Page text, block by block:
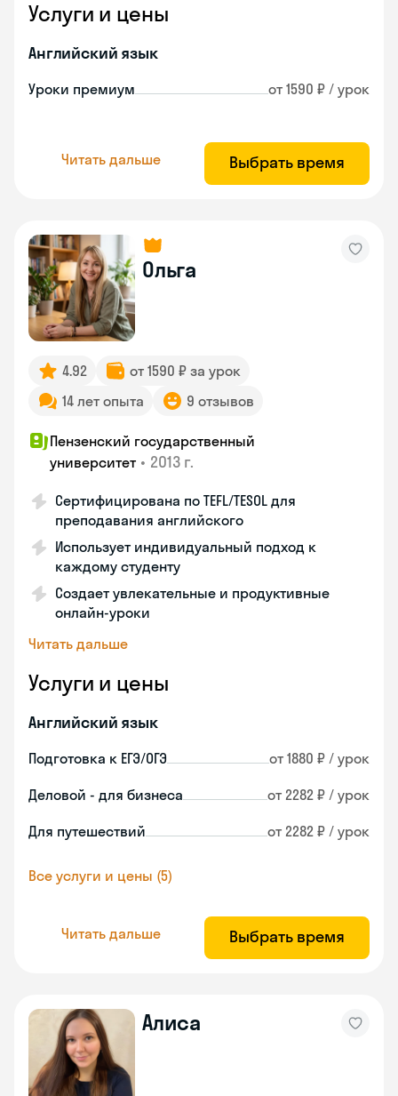
Услуги и цены
Английский язык
Уроки премиум от 1590 ₽ / урок
Читать дальше Выбрать время
Ольга
4.92
от 1590 ₽ за урок
14 лет опыта
9 отзывов
Пензенский государственный
университет • 2013 г.
Сертифицирована по TEFL/TESOL для
преподавания английского
Использует индивидуальный подход к
каждому студенту
Создает увлекательные и продуктивные
онлайн-уроки
Читать дальше
Услуги и цены
Английский язык
Подготовка к ЕГЭ/ОГЭ от 1880 ₽ / урок
Деловой - для бизнеса от 2282 ₽ / урок
Для путешествий от 2282 ₽ / урок
Все услуги и цены (5)
Читать дальше Выбрать время
Алиса